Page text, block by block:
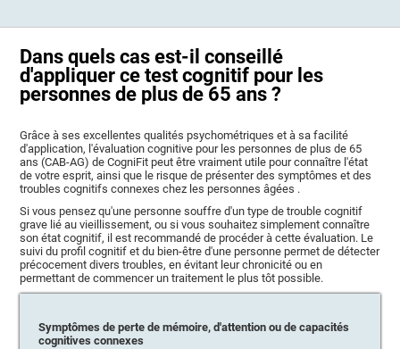
Dans quels cas est-il conseillé
d'appliquer ce test cognitif pour les
personnes de plus de 65 ans ?
Grâce à ses excellentes qualités psychométriques et à sa facilité
d'application, l'évaluation cognitive pour les personnes de plus de 65
ans (CAB-AG) de CogniFit peut être vraiment utile pour connaître l'état
de votre esprit, ainsi que le risque de présenter des symptômes et des
troubles cognitifs connexes chez les personnes âgées .
Si vous pensez qu'une personne souffre d'un type de trouble cognitif
grave lié au vieillissement, ou si vous souhaitez simplement connaître
son état cognitif, il est recommandé de procéder à cette évaluation. Le
suivi du profil cognitif et du bien-être d'une personne permet de détecter
précocement divers troubles, en évitant leur chronicité ou en
permettant de commencer un traitement le plus tôt possible.
Symptômes de perte de mémoire, d'attention ou de capacités
cognitives connexes